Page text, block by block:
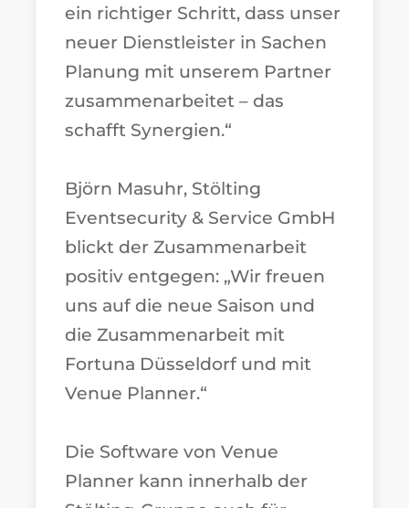
ein richtiger Schritt, dass unser
neuer Dienstleister in Sachen
Planung mit unserem Partner
zusammenarbeitet – das
schafft Synergien.“
Björn Masuhr, Stölting
Eventsecurity & Service GmbH
blickt der Zusammenarbeit
positiv entgegen: „Wir freuen
uns auf die neue Saison und
die Zusammenarbeit mit
Fortuna Düsseldorf und mit
Venue Planner.“
Die Software von Venue
Planner kann innerhalb der